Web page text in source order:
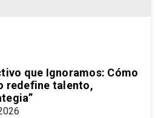
que Ignoramos: Cómo
redefine talento,